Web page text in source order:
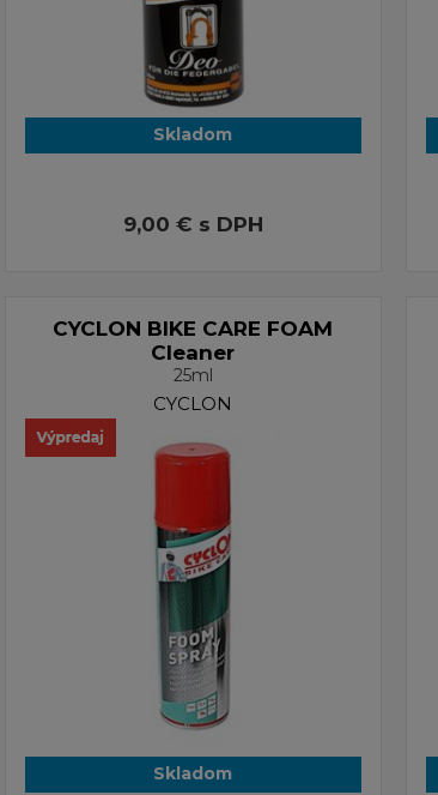
Skladom
9,00 € s DPH
CYCLON BIKE CARE FOAM
Cleaner
25ml
CYCLON
Skladom